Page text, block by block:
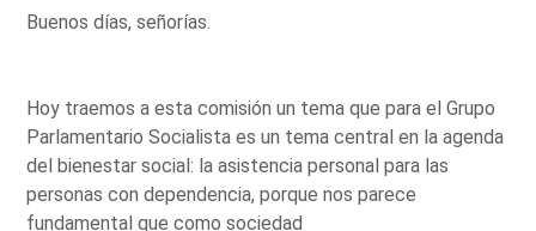
Buenos días, señorías.
Hoy traemos a esta comisión un tema que para el Grupo
Parlamentario Socialista es un tema central en la agenda
del bienestar social: la asistencia personal para las
personas con dependencia, porque nos parece
fundamental que como sociedad